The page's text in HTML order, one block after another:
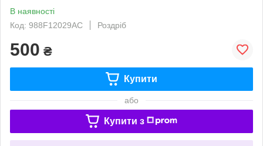
В наявності
Код: 988F12029AC
Роздріб
500 ₴
Купити
або
Купити з